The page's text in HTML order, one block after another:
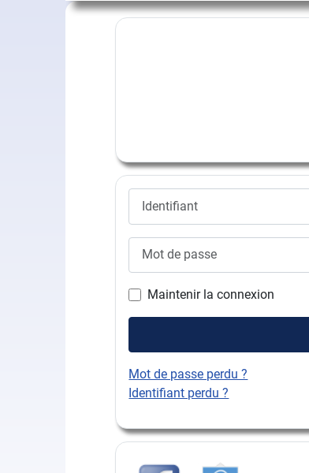
Maintenir la connexion
Mot de passe perdu ?
Identifiant perdu ?